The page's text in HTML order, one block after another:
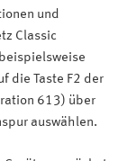
und
Classic
die Taste F2 der
613) über
auswählen.